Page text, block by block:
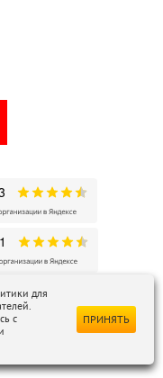
продаж
поставок
предложений
для
с
и
ПРИНЯТЬ